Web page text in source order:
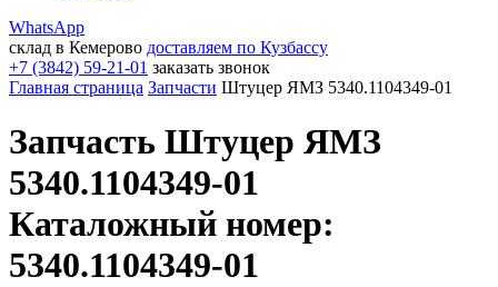
WhatsApp
склад в Кемерово доставляем по Кузбассу
+7 (3842) 59-21-01 заказать звонок
Главная страница Запчасти Штуцер ЯМЗ 5340.1104349-01
Запчасть Штуцер ЯМЗ
5340.1104349-01
Каталожный номер:
5340.1104349-01